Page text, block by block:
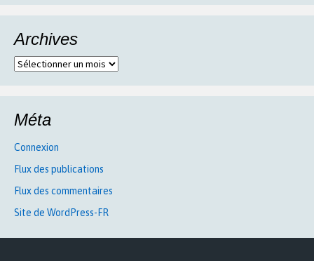
Archives
Archives
Méta
Connexion
Flux des publications
Flux des commentaires
Site de WordPress-FR